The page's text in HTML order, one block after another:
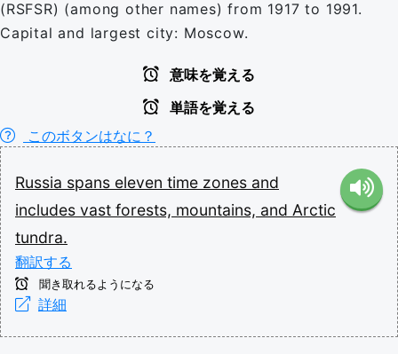
(RSFSR) (among other names) from 1917 to 1991.
Capital and largest city: Moscow.
意味を覚える
単語を覚える
このボタンはなに？
Russia spans eleven time zones and
includes vast forests, mountains, and Arctic
tundra.
翻訳する
聞き取れるようになる
詳細